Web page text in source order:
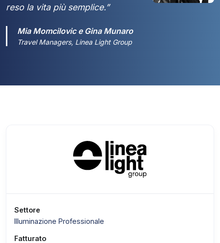
reso la vita più semplice.”
Mia Momcilovic e Gina Munaro
Travel Managers, Linea Light Group
Settore
Illuminazione Professionale
Fatturato